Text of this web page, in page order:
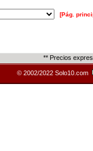
[Pág.
** Precios
© 2002/2022 Solo10.com